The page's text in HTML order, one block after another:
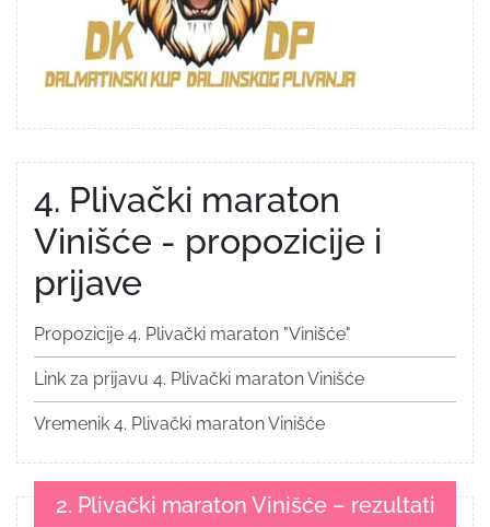
4. Plivački maraton
Vinišće - propozicije i
prijave
Propozicije 4. Plivački maraton "Vinišće"
Link za prijavu 4. Plivački maraton Vinišće
Vremenik 4. Plivački maraton Vinišće
2. Plivački maraton Vinišće – rezultati